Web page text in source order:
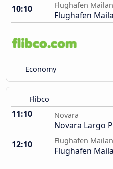
10:10
Flughafen
Flughafen
Economy
Flibco
11:10 Novara
Novara Largo
12:10
Flughafen
Flughafen